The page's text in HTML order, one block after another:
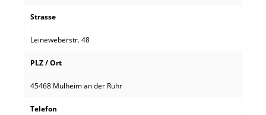
Strasse
Leineweberstr. 48
PLZ / Ort
45468 Mülheim an der Ruhr
Telefon